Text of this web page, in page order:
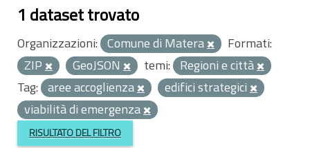
1 dataset trovato
Organizzazioni: Comune di Matera
Formati:
ZIP
GeoJSON temi: Regioni e città
Tag: aree accoglienza
edifici strategici
viabilità di emergenza
RISULTATO DEL FILTRO